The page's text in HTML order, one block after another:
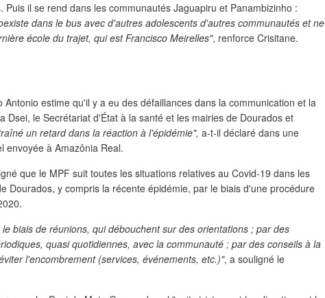
Puis il se rend dans les communautés Jaguapiru et Panambizinho :
dans le bus avec d'autres adolescents d'autres communautés et ne
école du trajet, qui est Francisco Meirelles", renforce Crisitane.
Antonio estime qu'il y a eu des défaillances dans la communication et la
Dsei, le Secrétariat d'État à la santé et les mairies de Dourados et
un retard dans la réaction à l'épidémie", a-t-il déclaré dans une
envoyée à Amazônia Real.
que le MPF suit toutes les situations relatives au Covid-19 dans les
Dourados, y compris la récente épidémie, par le biais d'une procédure
biais de réunions, qui débouchent sur des orientations ; par des
quasi quotidiennes, avec la communauté ; par des conseils à la
l'encombrement (services, événements, etc.)", a souligné le